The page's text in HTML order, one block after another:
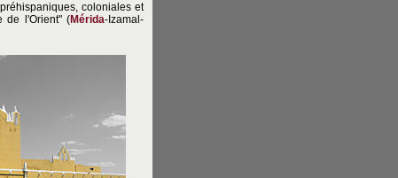
coloniales et
de l'Orient" (Mérida-Izamal-